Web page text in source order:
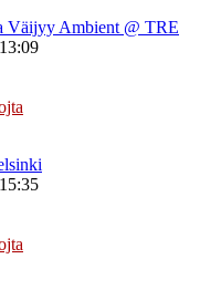
Väijyy Ambient @ TRE